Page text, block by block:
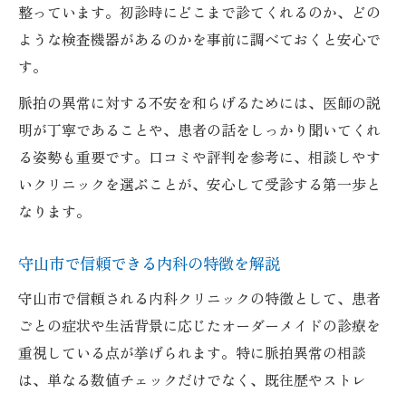
整っています。初診時にどこまで診てくれるのか、どの
ような検査機器があるのかを事前に調べておくと安心で
す。
脈拍の異常に対する不安を和らげるためには、医師の説
明が丁寧であることや、患者の話をしっかり聞いてくれ
る姿勢も重要です。口コミや評判を参考に、相談しやす
いクリニックを選ぶことが、安心して受診する第一歩と
なります。
守山市で信頼できる内科の特徴を解説
守山市で信頼される内科クリニックの特徴として、患者
ごとの症状や生活背景に応じたオーダーメイドの診療を
重視している点が挙げられます。特に脈拍異常の相談
は、単なる数値チェックだけでなく、既往歴やストレ